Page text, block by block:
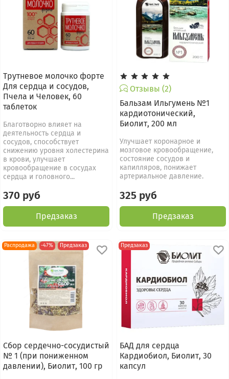
Трутневое молочко форте
Для сердца и сосудов,
Пчела и Человек, 60
таблеток
Благотворно влияет на
деятельность сердца и
сосудов, способствует
снижению уровня холестерина
в крови, улучшает
кровообращение в сосудах
сердца и головного...
370 руб
Предзаказ
Отзывы (2)
Бальзам Ильгумень №1
кардиотонический,
Биолит, 200 мл
Улучшает коронарное и
мозговое кровообращение,
состояние сосудов и
капилляров, понижает
артериальное давление.
325 руб
Предзаказ
Распродажа -47% Предзаказ
Сбор сердечно-сосудистый
№ 1 (при пониженном
давлении), Биолит, 100 гр
Предзаказ
БАД для сердца
Кардиобиол, Биолит, 30
капсул